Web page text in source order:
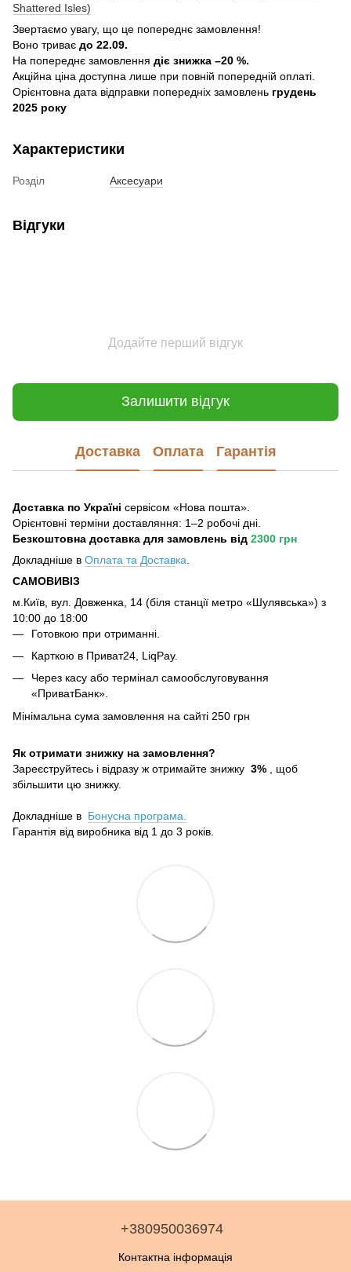
Shattered Isles)
Звертаємо увагу, що це попереднє замовлення!
Воно триває до 22.09.
На попереднє замовлення діє знижка –20 %.
Акційна ціна доступна лише при повній попередній оплаті.
Орієнтовна дата відправки попередніх замовлень грудень
2025 року
Характеристики
Розділ Аксесуари
Відгуки
Додайте перший відгук
Залишити відгук
Доставка Оплата Гарантія
Доставка по Україні сервісом «Нова пошта».
Орієнтовні терміни доставляння: 1–2 робочі дні.
Безкоштовна доставка для замовлень від 2300 грн
Докладніше в Оплата та Доставка
САМОВИВІЗ
м.Київ, вул. Довженка, 14 (біля станції метро «Шулявська») з
10:00 до 18:00
Готовкою при отриманні.
Карткою в Приват24, LiqPay.
Через касу або термінал самообслуговування
«ПриватБанк».
Мінімальна сума замовлення на сайті 250 грн
Як отримати знижку на замовлення?
Зареєструйтесь і відразу ж отримайте знижку 3% , щоб
збільшити цю знижку.
Докладніше в Бонусна програма.
Гарантія від виробника від 1 до 3 років.
+380950036974
Контактна інформація